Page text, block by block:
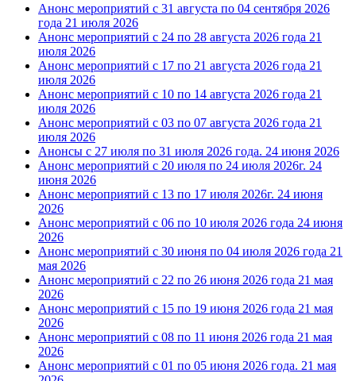
Анонс мероприятий с 31 августа по 04 сентября 2026
года 21 июля 2026
Анонс мероприятий с 24 по 28 августа 2026 года 21
июля 2026
Анонс мероприятий с 17 по 21 августа 2026 года 21
июля 2026
Анонс мероприятий с 10 по 14 августа 2026 года 21
июля 2026
Анонс мероприятий с 03 по 07 августа 2026 года 21
июля 2026
Анонсы с 27 июля по 31 июля 2026 года. 24 июня 2026
Анонс мероприятий с 20 июля по 24 июля 2026г. 24
июня 2026
Анонс мероприятий с 13 по 17 июля 2026г. 24 июня
2026
Анонс мероприятий с 06 по 10 июля 2026 года 24 июня
2026
Анонс мероприятий с 30 июня по 04 июля 2026 года 21
мая 2026
Анонс мероприятий с 22 по 26 июня 2026 года 21 мая
2026
Анонс мероприятий с 15 по 19 июня 2026 года 21 мая
2026
Анонс мероприятий с 08 по 11 июня 2026 года 21 мая
2026
Анонс мероприятий с 01 по 05 июня 2026 года. 21 мая